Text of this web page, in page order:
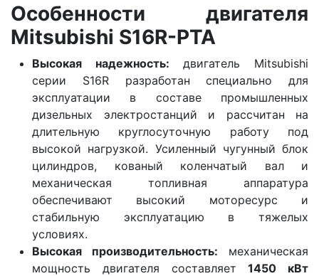
Особенности двигателя
Mitsubishi S16R-PTA
Высокая надежность: двигатель Mitsubishi
серии S16R разработан специально для
эксплуатации в составе промышленных
дизельных электростанций и рассчитан на
длительную круглосуточную работу под
высокой нагрузкой. Усиленный чугунный блок
цилиндров, кованый коленчатый вал и
механическая топливная аппаратура
обеспечивают высокий моторесурс и
стабильную эксплуатацию в тяжелых
условиях.
Высокая производительность: механическая
мощность двигателя составляет1450 кВт